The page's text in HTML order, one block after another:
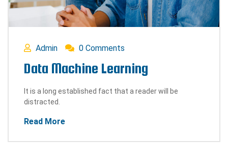
Admin 0 Comments
Data Machine Learning
It is a long established fact that a reader will be
distracted.
Read More